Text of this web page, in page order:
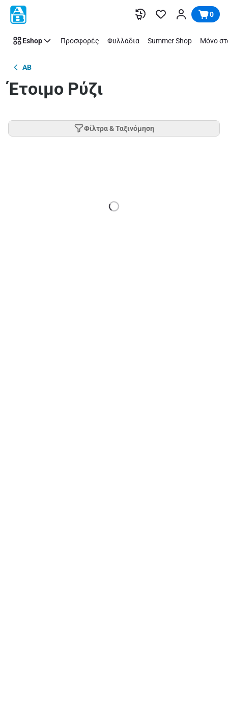
Παράλειψη 0
Eshop Προσφορές Φυλλάδια Summer Shop Μόνο
AB
Έτοιμο Ρύζι
Φίλτρα & Ταξινόμηση